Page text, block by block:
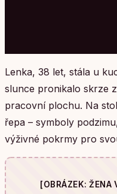
Lenka, 38 let, stála u
slunce pronikalo skrze
pracovní plochu. Na
řepa – symboly
výživné pokrmy pro
[OBRÁZEK: ŽENA